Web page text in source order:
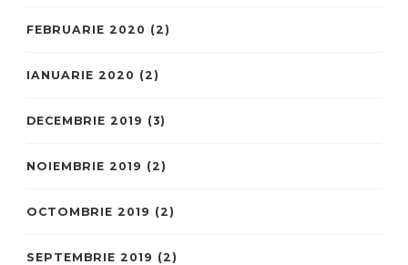
FEBRUARIE 2020 (2)
IANUARIE 2020 (2)
DECEMBRIE 2019 (3)
NOIEMBRIE 2019 (2)
OCTOMBRIE 2019 (2)
SEPTEMBRIE 2019 (2)